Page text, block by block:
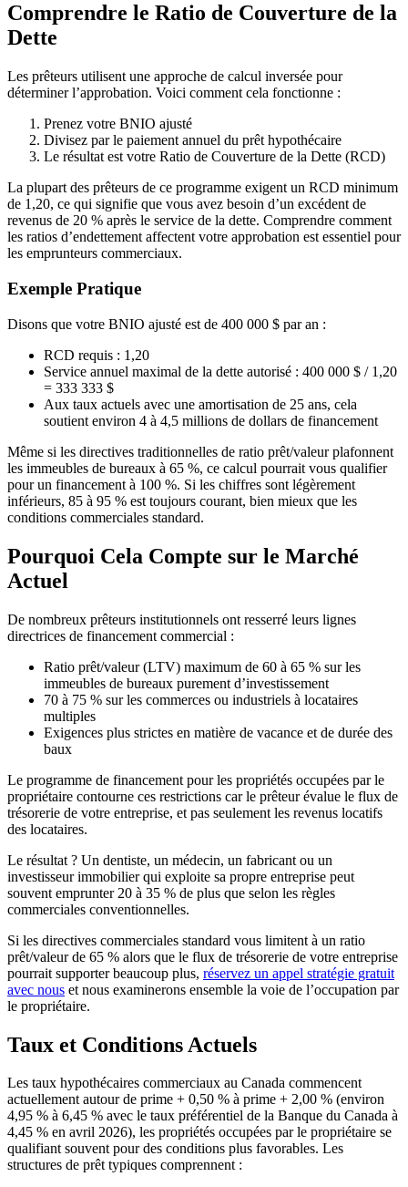
Comprendre le Ratio de Couverture de la
Dette
Les prêteurs utilisent une approche de calcul inversée pour
déterminer l’approbation. Voici comment cela fonctionne :
Prenez votre BNIO ajusté
Divisez par le paiement annuel du prêt hypothécaire
Le résultat est votre Ratio de Couverture de la Dette (RCD)
La plupart des prêteurs de ce programme exigent un RCD minimum
de 1,20, ce qui signifie que vous avez besoin d’un excédent de
revenus de 20 % après le service de la dette. Comprendre comment
les ratios d’endettement affectent votre approbation est essentiel pour
les emprunteurs commerciaux.
Exemple Pratique
Disons que votre BNIO ajusté est de 400 000 $ par an :
RCD requis : 1,20
Service annuel maximal de la dette autorisé : 400 000 $ / 1,20
= 333 333 $
Aux taux actuels avec une amortisation de 25 ans, cela
soutient environ 4 à 4,5 millions de dollars de financement
Même si les directives traditionnelles de ratio prêt/valeur plafonnent
les immeubles de bureaux à 65 %, ce calcul pourrait vous qualifier
pour un financement à 100 %. Si les chiffres sont légèrement
inférieurs, 85 à 95 % est toujours courant, bien mieux que les
conditions commerciales standard.
Pourquoi Cela Compte sur le Marché
Actuel
De nombreux prêteurs institutionnels ont resserré leurs lignes
directrices de financement commercial :
Ratio prêt/valeur (LTV) maximum de 60 à 65 % sur les
immeubles de bureaux purement d’investissement
70 à 75 % sur les commerces ou industriels à locataires
multiples
Exigences plus strictes en matière de vacance et de durée des
baux
Le programme de financement pour les propriétés occupées par le
propriétaire contourne ces restrictions car le prêteur évalue le flux de
trésorerie de votre entreprise, et pas seulement les revenus locatifs
des locataires.
Le résultat ? Un dentiste, un médecin, un fabricant ou un
investisseur immobilier qui exploite sa propre entreprise peut
souvent emprunter 20 à 35 % de plus que selon les règles
commerciales conventionnelles.
Si les directives commerciales standard vous limitent à un ratio
prêt/valeur de 65 % alors que le flux de trésorerie de votre entreprise
pourrait supporter beaucoup plus, réservez un appel stratégie gratuit
avec nous et nous examinerons ensemble la voie de l’occupation par
le propriétaire.
Taux et Conditions Actuels
Les taux hypothécaires commerciaux au Canada commencent
actuellement autour de prime + 0,50 % à prime + 2,00 % (environ
4,95 % à 6,45 % avec le taux préférentiel de la Banque du Canada à
4,45 % en avril 2026), les propriétés occupées par le propriétaire se
qualifiant souvent pour des conditions plus favorables. Les
structures de prêt typiques comprennent :